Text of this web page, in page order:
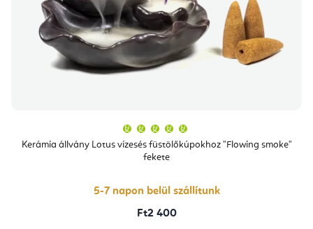
Kerámia állvány Lotus vízesés füstölőkúpokhoz "Flowing smoke"
fekete
átlagos
értékelése
csillag.
5-7 napon belül szállítunk
Ft2 400